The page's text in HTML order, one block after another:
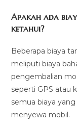
Apakah ada
ketahui?
Beberapa biaya
meliputi biaya
pengembalian
seperti GPS atau
semua biaya
menyewa mobil.